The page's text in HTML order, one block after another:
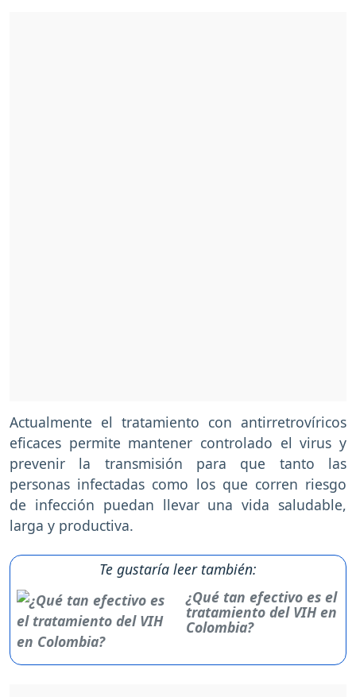
Actualmente el tratamiento con antirretrovíricos
eficaces permite mantener controlado el virus y
prevenir la transmisión para que tanto las
personas infectadas como los que corren riesgo
de infección puedan llevar una vida saludable,
larga y productiva.
Te gustaría leer también:
¿Qué tan efectivo es el
tratamiento del VIH en
Colombia?